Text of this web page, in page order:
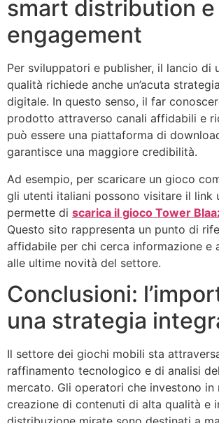
smart distribution e
engagement
Per sviluppatori e publisher, il lancio di
qualità richiede anche un’acuta
digitale. In questo senso, il far
prodotto attraverso canali affidabili e
può essere una piattaforma di
garantisce una maggiore credibilità.
Ad esempio, per scaricare un gioco
gli utenti italiani possono visitare il link
permette di scarica il gioco Tower
Questo sito rappresenta un punto di
affidabile per chi cerca informazione e
alle ultime novità del settore.
Conclusioni:
una strategia
Il settore dei giochi mobili sta
raffinamento tecnologico e di analisi
mercato. Gli operatori che investono in
creazione di contenuti di alta qualità e